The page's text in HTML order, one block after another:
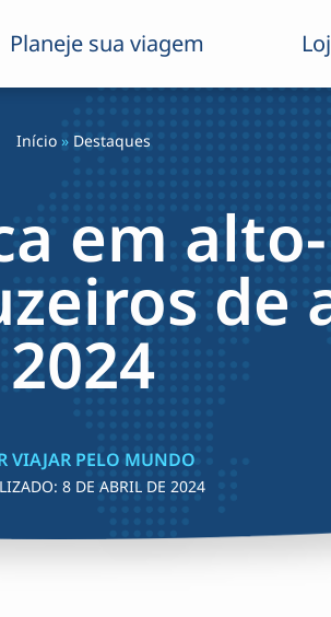
Planeje sua viagem
Início» Destaques
em
de
2024
VIAJAR PELO MUNDO
8 DE ABRIL DE 2024